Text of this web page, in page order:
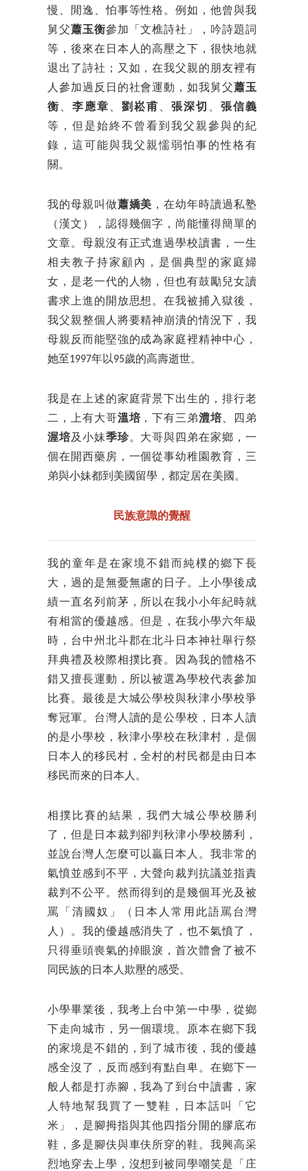
慢、閒逸、怕事等性格。例如，他曾與我
舅父蕭玉衡參加「文樵詩社」，吟詩題詞
等，後來在日本人的高壓之下，很快地就
退出了詩社；又如，在我父親的朋友裡有
人參加過反日的社會運動，如我舅父蕭玉
衡 、 李應章 、 劉崧甫 、 張深切 、 張信義
等，但是始終不曾看到我父親參與的紀
錄，這可能與我父親懦弱怕事的性格有
關。
我的母親叫做蕭嬌美 ，在幼年時讀過私塾
（漢文），認得幾個字，尚能懂得簡單的
文章。母親沒有正式進過學校讀書，一生
相夫教子持家顧內，是個典型的家庭婦
女，是老一代的人物，但也有鼓勵兒女讀
書求上進的開放思想。在我被捕入獄後，
我父親整個人將要精神崩潰的情況下，我
母親反而能堅強的成為家庭裡精神中心，
她至1997年以95歲的高壽逝世。
我是在上述的家庭背景下出生的，排行老
二，上有大哥溫培，下有三弟澧培、四弟
渥培及小妹季珍。大哥與四弟在家鄉，一
個在開西藥房，一個從事幼稚園教育，三
弟與小妹都到美國留學，都定居在美國。
民族意識的覺醒
我的童年是在家境不錯而純樸的鄉下長
大，過的是無憂無慮的日子。上小學後成
績一直名列前茅，所以在我小小年紀時就
有相當的優越感。但是，在我小學六年級
時，台中州北斗郡在北斗日本神社舉行祭
拜典禮及校際相撲比賽。因為我的體格不
錯又擅長運動，所以被選為學校代表參加
比賽。最後是大城公學校與秋津小學校爭
奪冠軍。台灣人讀的是公學校，日本人讀
的是小學校，秋津小學校在秋津村，是個
日本人的移民村，全村的村民都是由日本
移民而來的日本人。
相撲比賽的結果，我們大城公學校勝利
了，但是日本裁判卻判秋津小學校勝利，
並說台灣人怎麼可以贏日本人。我非常的
氣憤並感到不平，大聲向裁判抗議並指責
裁判不公平。然而得到的是幾個耳光及被
罵「清國奴」（日本人常用此語罵台灣
人）。我的優越感消失了，也不氣憤了，
只得垂頭喪氣的掉眼淚，首次體會了被不
同民族的日本人欺壓的感受。
小學畢業後，我考上台中第一中學，從鄉
下走向城市，另一個環境。原本在鄉下我
的家境是不錯的，到了城市後，我的優越
感全沒了，反而感到有點自卑。在鄉下一
般人都是打赤腳，我為了到台中讀書，家
人特地幫我買了一雙鞋，日本話叫「它
米」，是腳拇指與其他四指分開的膠底布
鞋，多是腳伕與車伕所穿的鞋。我興高采
烈地穿去上學，沒想到被同學嘲笑是「庄